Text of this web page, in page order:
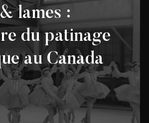
lames :
du patinage
au Canada